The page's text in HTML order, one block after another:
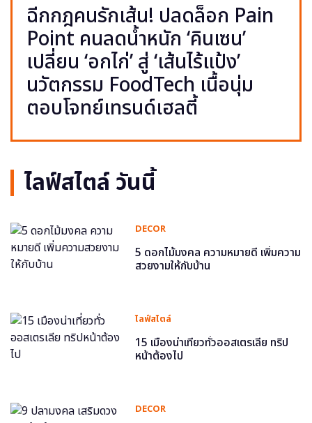
ฉีกกฎคนรักเส้น! ปลดล็อก Pain
Point คนลดน้ำหนัก ‘คินเซน’
เปลี่ยน ‘อกไก่’ สู่ ‘เส้นไร้แป้ง’
นวัตกรรม FoodTech เนื้อนุ่ม
ตอบโจทย์เทรนด์เฮลตี้
ไลฟ์สไตล์ วันนี้
DECOR
5 ดอกไม้มงคล ความหมายดี เพิ่มความ
สวยงามให้กับบ้าน
ไลฟ์สไตล์
15 เมืองน่าเที่ยวทั่วออสเตรเลีย ทริป
หน้าต้องไป
DECOR